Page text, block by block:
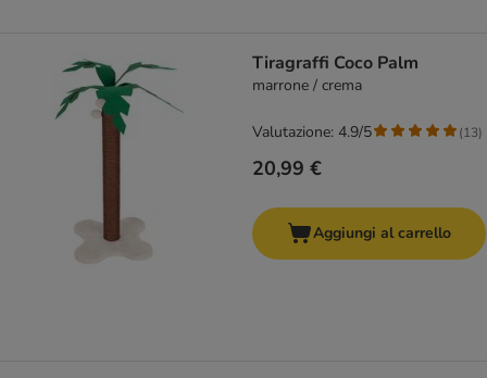
Tiragraffi Coco Palm
marrone / crema
20,99 €
Valutazione: 4.9/5 (13)
Aggiungi al carrello